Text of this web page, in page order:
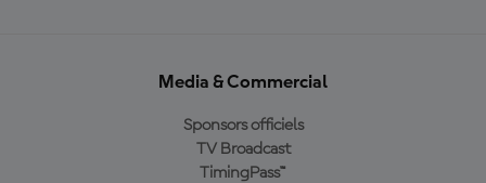
Media & Commercial
Sponsors officiels
TV Broadcast
TimingPass™